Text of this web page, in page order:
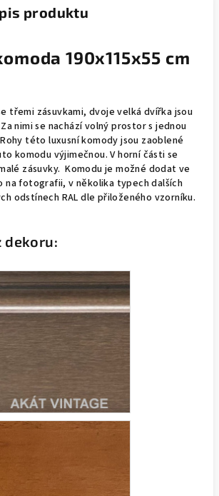
produktu
190x115x55 cm
třemi zásuvkami, dvoje velká dvířka jsou
nimi se nachází volný prostor s jednou
této luxusní komody jsou zaoblené
komodu výjimečnou. V horní části se
zásuvky. Komodu je možné dodat ve
na fotografii, v několika typech dalších
odstínech RAL dle přiloženého vzorníku.
dekoru: